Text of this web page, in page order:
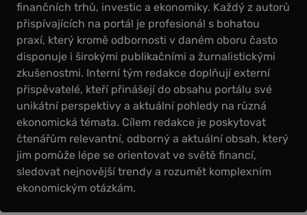
finančních trhů, investic a ekonomiky. Každý z autorů
přispívajících na portál je profesionál s bohatou
praxí, který kromě odbornosti v daném oboru často
disponuje i širokými publikačními a žurnalistickými
zkušenostmi. Interní tým redakce doplňují externí
přispěvatelé, kteří přinášejí do obsahu portálu své
unikátní perspektivy a aktuální pohledy na různá
ekonomická témata. Cílem redakce je poskytovat
čtenářům relevantní, odborný a aktuální obsah, který
jim pomůže lépe se orientovat ve světě financí,
sledovat nejnovější trendy a rozumět komplexním
ekonomickým otázkám.